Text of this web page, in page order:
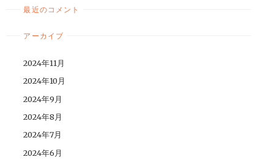
最近のコメント
アーカイブ
2024年11月
2024年10月
2024年9月
2024年8月
2024年7月
2024年6月